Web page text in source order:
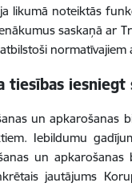
likumā noteiktās
saskaņā ar
tiesības iesniegt
un apkarošanas
Iebildumu
un
jautājums